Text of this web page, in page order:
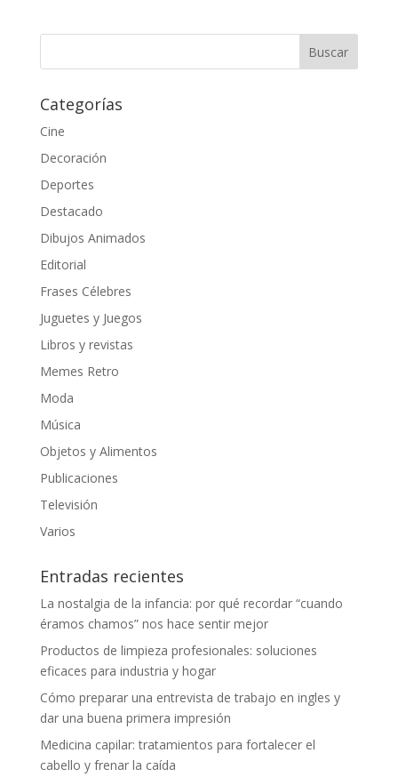
Categorías
Cine
Decoración
Deportes
Destacado
Dibujos Animados
Editorial
Frases Célebres
Juguetes y Juegos
Libros y revistas
Memes Retro
Moda
Música
Objetos y Alimentos
Publicaciones
Televisión
Varios
Entradas recientes
La nostalgia de la infancia: por qué recordar “cuando
éramos chamos” nos hace sentir mejor
Productos de limpieza profesionales: soluciones
eficaces para industria y hogar
Cómo preparar una entrevista de trabajo en ingles y
dar una buena primera impresión
Medicina capilar: tratamientos para fortalecer el
cabello y frenar la caída